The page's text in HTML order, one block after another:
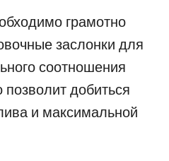
грамотно
заслонки для
соотношения
позволит добиться
и максимальной